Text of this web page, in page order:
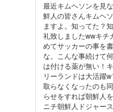
最近キムヘソンを見
鮮人の皆さんキムヘ
ますよ。知ってた？
礼致しましたwwキチ
めてサッカーの事を
な。こんな事続けて
は付ける薬が無い！
リーランドは大活躍
取らなくなったのも
らせをすれば朝鮮人
ニチ朝鮮人ドジャー